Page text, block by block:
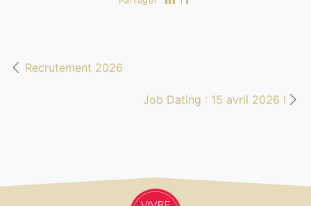
Recrutement 2026
Job Dating : 15 avril 2026 !